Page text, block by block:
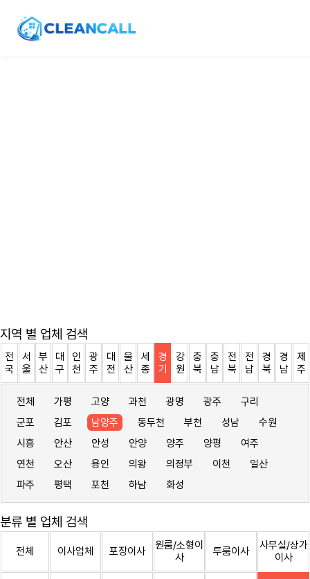
지역 별 업체 검색
전
국
서
울
부
산
대
구
인
천
광
주
대
전
울
산
세
종
경
기
강
원
충
북
충
남
전
북
전
남
경
북
경
남
제
주
전체 가평 고양 과천 광명 광주
구리
군포
김포 남양주 동두천 부천 성남
수원
시흥
안산 안성 안양 양주 양평
여주
연천
오산 용인 의왕 의정부 이천
일산
파주
평택 포천 하남 화성
분류 별 업체 검색
전체 이사업체 포장이사
원룸/소형이
사
투룸이사
사무실/상가
이사